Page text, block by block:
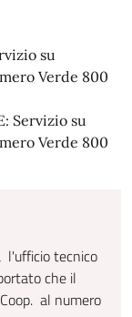
su
Verde 800
Servizio su
Verde 800
l'ufficio tecnico
che il
al numero